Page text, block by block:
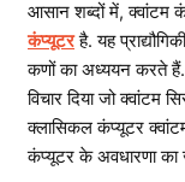
आसान शब्दों में, क्वांटम
कंप्यूटरहै. यह
कणों का अध्ययन करते हैं.
विचार दिया जो क्वांटम
क्लासिकल कंप्यूटर
कंप्यूटर के अवधारणा